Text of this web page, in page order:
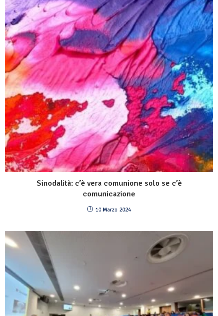
Sinodalità: c’è vera comunione solo se c’è
comunicazione
10 Marzo 2024